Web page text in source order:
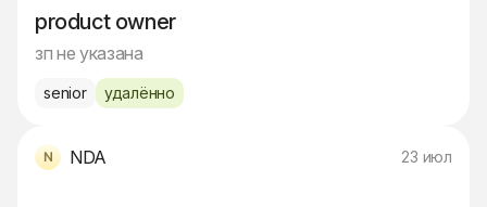
product owner
зп не указана
senior удалённо
NDA 23 июл